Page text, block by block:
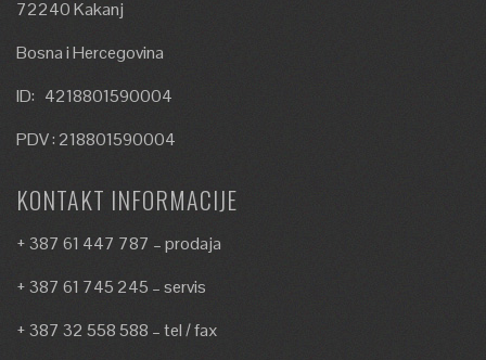
72240 Kakanj
Bosna i Hercegovina
ID: 4218801590004
PDV : 218801590004
KONTAKT INFORMACIJE
+ 387 61 447 787 – prodaja
+ 387 61 745 245 – servis
+ 387 32 558 588 – tel / fax